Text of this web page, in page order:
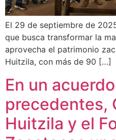
El 29 de septiembre de
que busca transformar la
aprovecha el patrimonio
Huitzila, con más de 90 […]
En un
precedentes,
Huitzila y el